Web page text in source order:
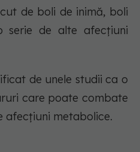
de boli de inimă, boli
serie de alte afecțiuni
de unele studii ca o
care poate combate
afecțiuni metabolice.